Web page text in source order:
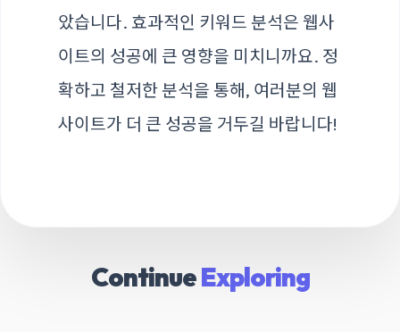
았습니다. 효과적인 키워드 분석은 웹사
이트의 성공에 큰 영향을 미치니까요. 정
확하고 철저한 분석을 통해, 여러분의 웹
사이트가 더 큰 성공을 거두길 바랍니다!
ContinueExploring